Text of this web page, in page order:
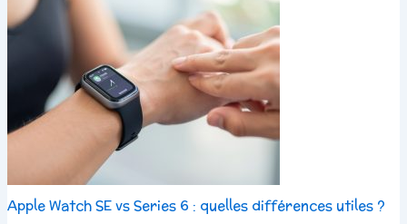
Apple Watch SE vs Series 6 : quelles différences utiles ?